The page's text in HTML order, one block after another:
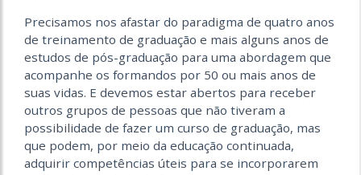
Precisamos nos afastar do paradigma de quatro anos
de treinamento de graduação e mais alguns anos de
estudos de pós-graduação para uma abordagem que
acompanhe os formandos por 50 ou mais anos de
suas vidas. E devemos estar abertos para receber
outros grupos de pessoas que não tiveram a
possibilidade de fazer um curso de graduação, mas
que podem, por meio da educação continuada,
adquirir competências úteis para se incorporarem